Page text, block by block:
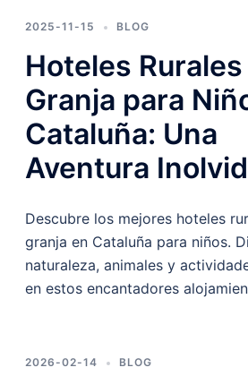
2025-11-15 BLOG
Hoteles
Granja para
Cataluña: Una
Aventura
Descubre los mejores hoteles
granja en Cataluña para niños.
naturaleza, animales y
en estos encantadores
2026-02-14 BLOG